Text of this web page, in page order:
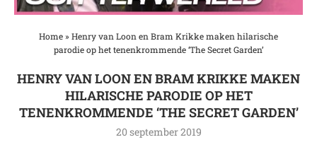
Home» Henry van Loon en Bram Krikke maken hilarische
parodie op het tenenkrommende ‘The Secret Garden’
HENRY VAN LOON EN BRAM KRIKKE MAKEN
HILARISCHE PARODIE OP HET
TENENKROMMENDE ‘THE SECRET GARDEN’
20 september 2019